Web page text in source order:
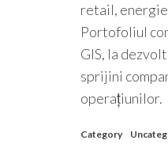
retail,
Portofoliul
GIS, la
sprijini
operațiunilor.
Category